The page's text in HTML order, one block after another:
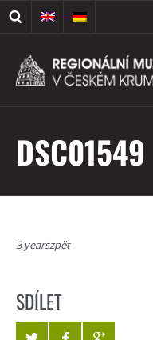
DSC01549
3 yearszpět
SDÍLET